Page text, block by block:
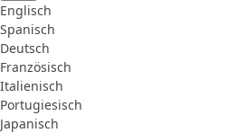
Englisch
Spanisch
Deutsch
Französisch
Italienisch
Portugiesisch
Japanisch